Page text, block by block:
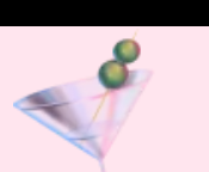
Grasz w trybie demo.